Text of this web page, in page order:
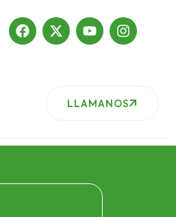
ha migrado
LLAMANOS